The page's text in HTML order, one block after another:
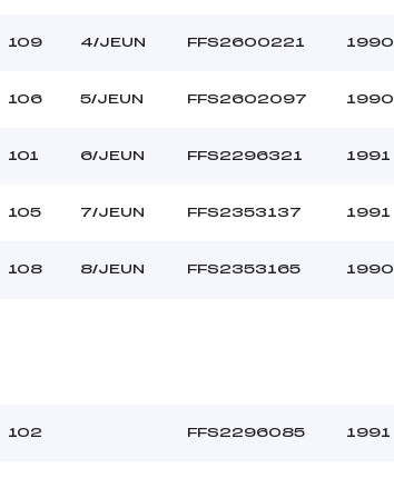
109 4/JEUN FFS2600221 1990
106 5/JEUN FFS2602097 1990
101 6/JEUN FFS2296321 1991
105 7/JEUN FFS2353137 1991
108 8/JEUN FFS2353165 1990
102 FFS2296085 1991